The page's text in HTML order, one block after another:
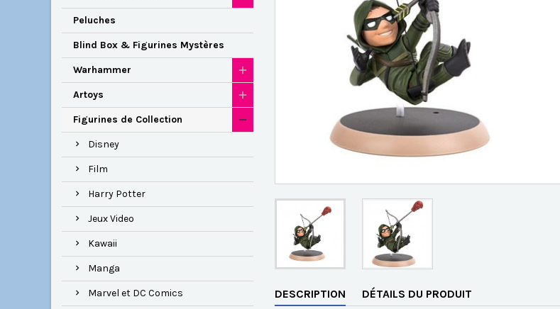
Peluches
Blind Box & Figurines Mystères
Warhammer
Artoys
Figurines de Collection
Disney
Film
Harry Potter
Jeux Video
Kawaii
Manga
Marvel et DC Comics DESCRIPTION DÉTAILS DU PRODUIT